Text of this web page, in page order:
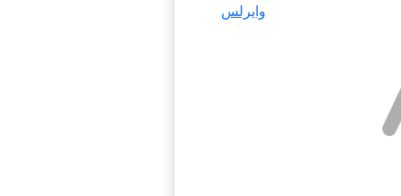
وایرلس